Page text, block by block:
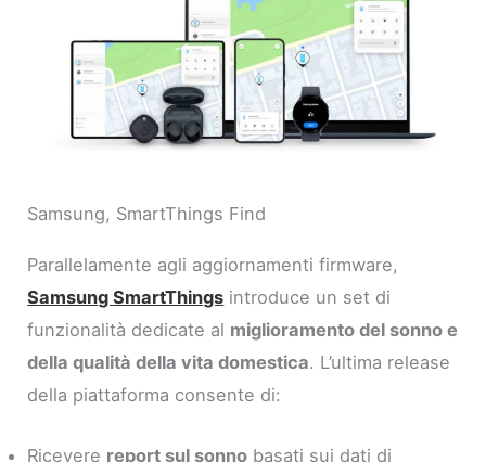
Samsung, SmartThings Find
Parallelamente agli aggiornamenti firmware,
Samsung SmartThings introduce un set di
funzionalità dedicate al miglioramento del sonno e
della qualità della vita domestica. L’ultima release
della piattaforma consente di:
Ricevere report sul sonno basati sui dati di